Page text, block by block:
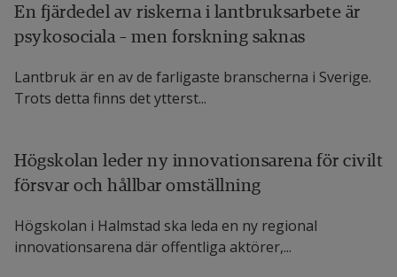
discharge that predict cardiovascular readmission
within 100 days in heart failure patients – An
observational study Länk till annan webbplats.
Anders Halling, professor i allmänmedicin, Lunds
systemteknik, Högskolan i Halmstad, Farzaneh
Etminani, docent i informationsteknologi,
En fjärdedel av riskerna i lantbruksarbete är
psykosociala – men forskning saknas
Lantbruk är en av de farligaste branscherna i Sverige.
Trots detta finns det ytterst...
Högskolan leder ny innovationsarena för civilt
försvar och hållbar omställning
Högskolan i Halmstad ska leda en ny regional
innovationsarena där offentliga aktörer,...